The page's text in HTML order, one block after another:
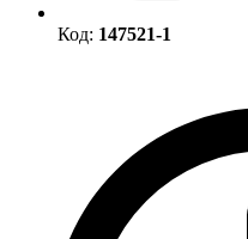
Код: 147521-1